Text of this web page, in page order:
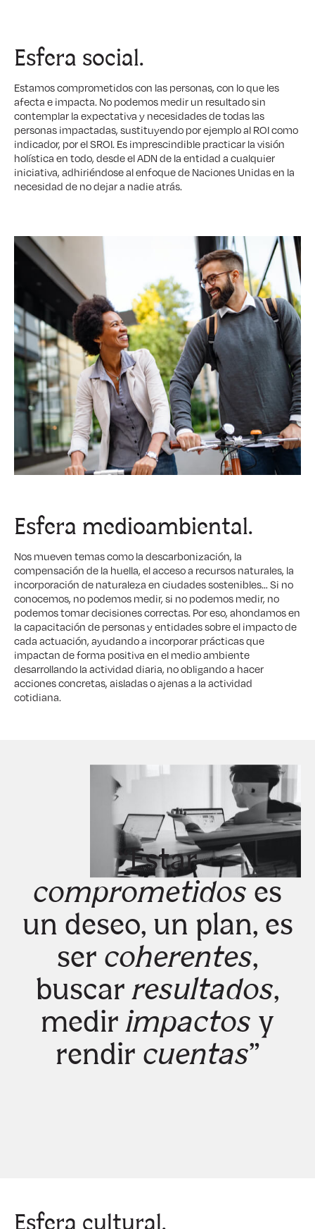
Esfera social.
Estamos comprometidos con las personas, con lo que les
afecta e impacta. No podemos medir un resultado sin
contemplar la expectativa y necesidades de todas las
personas impactadas, sustituyendo por ejemplo al ROI como
indicador, por el SROI. Es imprescindible practicar la visión
holística en todo, desde el ADN de la entidad a cualquier
iniciativa, adhiriéndose al enfoque de Naciones Unidas en la
necesidad de no dejar a nadie atrás.
Esfera medioambiental.
Nos mueven temas como la descarbonización, la
compensación de la huella, el acceso a recursos naturales, la
incorporación de naturaleza en ciudades sostenibles… Si no
conocemos, no podemos medir, si no podemos medir, no
podemos tomar decisiones correctas. Por eso, ahondamos en
la capacitación de personas y entidades sobre el impacto de
cada actuación, ayudando a incorporar prácticas que
impactan de forma positiva en el medio ambiente
desarrollando la actividad diaria, no obligando a hacer
acciones concretas, aisladas o ajenas a la actividad
cotidiana.
“Estar
comprometidos es
un deseo, un plan, es
ser coherentes,
buscar resultados,
medir impactos y
rendir cuentas”
Esfera cultural .